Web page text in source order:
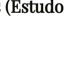
(Estudo